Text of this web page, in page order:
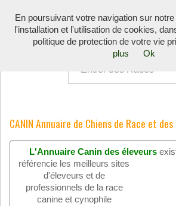
Quoi
CANIN Annuaire de Chiens de Race et
L'Annuaire Canin des éleveurs
référencie les meilleurs sites
d'éleveurs et de
professionnels de la race
canine et cynophile
En poursuivant votre navigation sur
l'installation et l'utilisation de cookies,
politique de protection de votre vie
plus
Ok